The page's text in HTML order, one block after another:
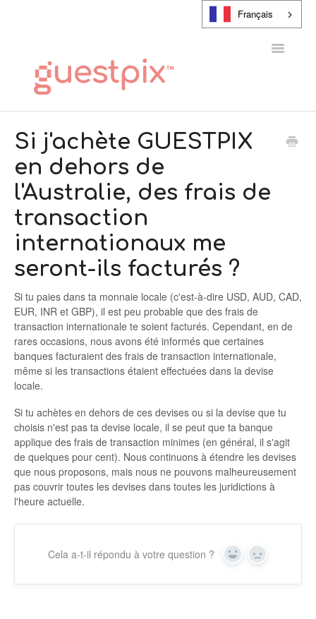
Français
Toggle
CONTACT
Si j'achète GUESTPIX
en dehors de
l'Australie, des frais de
transaction
internationaux me
seront-ils facturés ?
Si tu paies dans ta monnaie locale (c'est-à-dire USD, AUD, CAD,
EUR, INR et GBP), il est peu probable que des frais de
transaction internationale te soient facturés. Cependant, en de
rares occasions, nous avons été informés que certaines
banques facturaient des frais de transaction internationale,
même si les transactions étaient effectuées dans la devise
locale.
Si tu achètes en dehors de ces devises ou si la devise que tu
choisis n'est pas ta devise locale, il se peut que ta banque
applique des frais de transaction minimes (en général, il s'agit
de quelques pour cent). Nous continuons à étendre les devises
que nous proposons, mais nous ne pouvons malheureusement
pas couvrir toutes les devises dans toutes les juridictions à
l'heure actuelle.
Cela a-t-il répondu à votre question ? Oui Non